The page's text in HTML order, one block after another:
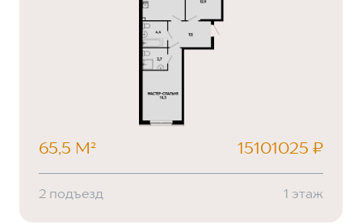
65,5 М² 15101025 ₽
2 подъезд 1 этаж